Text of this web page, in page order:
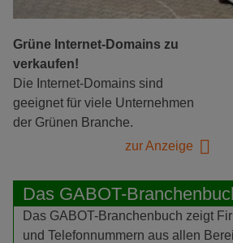
Grüne Internet-Domains zu
verkaufen!
Die Internet-Domains sind
geeignet für viele Unternehmen
der Grünen Branche.
zur Anzeige
Das GABOT-
Das GABOT-Branchenbuch zeigt
und Telefonnummern aus allen